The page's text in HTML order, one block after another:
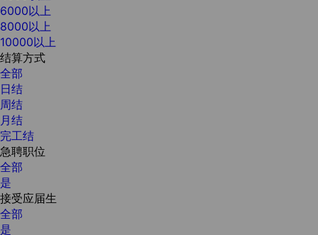
6000以上
8000以上
10000以上
结算方式
全部
日结
周结
月结
完工结
急聘职位
全部
是
接受应届生
全部
是